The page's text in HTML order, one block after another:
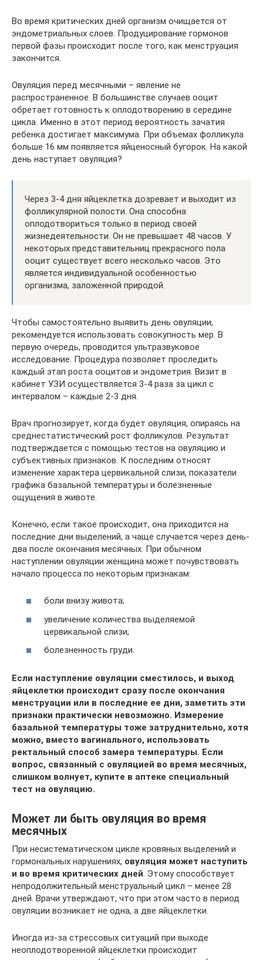
Во время критических дней организм очищается от
эндометриальных слоев. Продуцирование гормонов
первой фазы происходит после того, как менструация
закончится.
Овуляция перед месячными – явление не
распространенное. В большинстве случаев ооцит
обретает готовность к оплодотворению в середине
цикла. Именно в этот период вероятность зачатия
ребенка достигает максимума. При объемах фолликула
больше 16 мм появляется яйценосный бугорок. На какой
день наступает овуляция?
Через 3-4 дня яйцеклетка дозревает и выходит из
фолликулярной полости. Она способна
оплодотвориться только в период своей
жизнедеятельности. Он не превышает 48 часов. У
некоторых представительниц прекрасного пола
ооцит существует всего несколько часов. Это
является индивидуальной особенностью
организма, заложенной природой.
Чтобы самостоятельно выявить день овуляции,
рекомендуется использовать совокупность мер. В
первую очередь, проводится ультразвуковое
исследование. Процедура позволяет проследить
каждый этап роста ооцитов и эндометрия. Визит в
кабинет УЗИ осуществляется 3-4 раза за цикл с
интервалом – каждые 2-3 дня.
Врач прогнозирует, когда будет овуляция, опираясь на
среднестатистический рост фолликулов. Результат
подтверждается с помощью тестов на овуляцию и
субъективных признаков. К последним относят
изменение характера цервикальной слизи, показатели
графика базальной температуры и болезненные
ощущения в животе.
Конечно, если такое происходит, она приходится на
последние дни выделений, а чаще случается через день-
два после окончания месячных. При обычном
наступлении овуляции женщина может почувствовать
начало процесса по некоторым признакам:
боли внизу живота;
увеличение количества выделяемой
цервикальной слизи;
болезненность груди.
Если наступление овуляции сместилось, и выход
яйцеклетки происходит сразу после окончания
менструации или в последние ее дни, заметить эти
признаки практически невозможно. Измерение
базальной температуры тоже затруднительно, хотя
можно, вместо вагинального, использовать
ректальный способ замера температуры. Если
вопрос, связанный с овуляцией во время месячных,
слишком волнует, купите в аптеке специальный
тест на овуляцию.
Может ли быть овуляция во время
месячных
При несистематическом цикле кровяных выделений и
гормональных нарушениях, овуляция может наступить
и во время критических дней. Этому способствует
непродолжительный менструальный цикл – менее 28
дней. Врачи утверждают, что при этом часто в период
овуляции возникает не одна, а две яйцеклетки.
Иногда из-за стрессовых ситуаций при выходе
неоплодотворенной яйцеклетки происходит